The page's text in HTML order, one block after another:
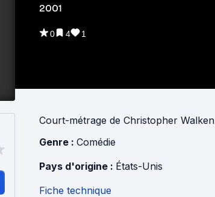
2001
0 4 1
Court-métrage de Christopher Walken
Genre : Comédie
Pays d'origine : États-Unis
Fiche technique